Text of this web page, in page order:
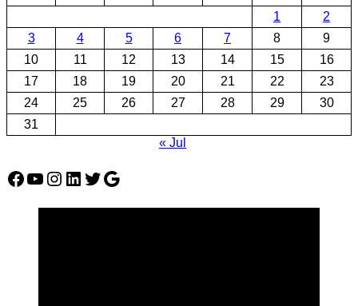
1
2
3
4 5 6 7 8
9
10
11 12 13 14 15
16
17
18 19 20 21 22
23
24
25 26 27 28 29
30
31
« Jul
Facebook
YouTube
Instagram
LinkedIn
Twitter
Google